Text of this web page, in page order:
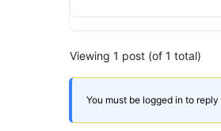
Viewing 1 post (of 1 total)
You must be logged in to